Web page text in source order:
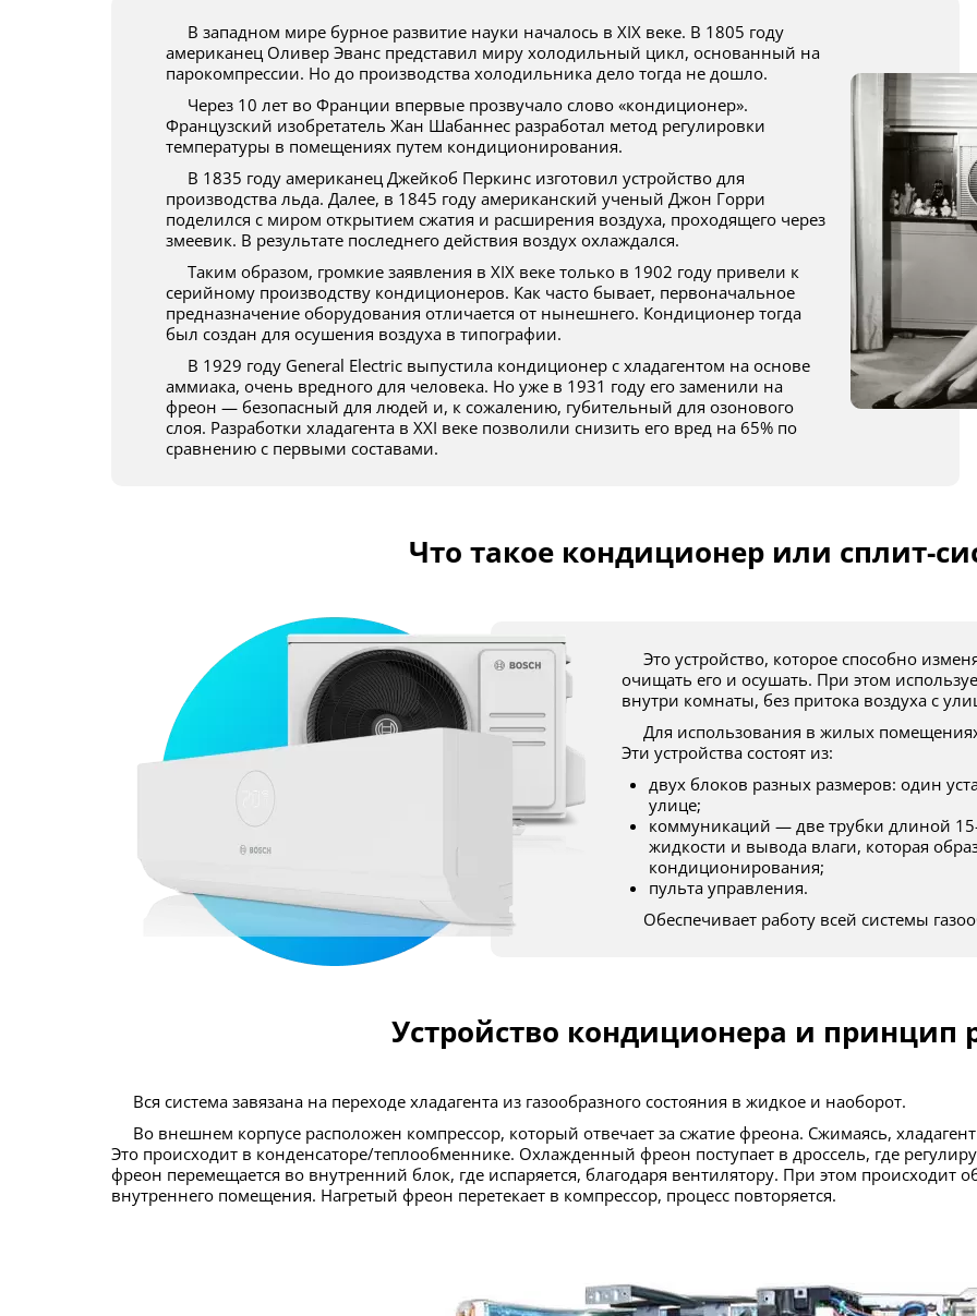
В западном мире бурное развитие науки началось в XIX веке. В 1805 году
американец Оливер Эванс представил миру холодильный цикл, основанный на
парокомпрессии. Но до производства холодильника дело тогда не дошло.
Через 10 лет во Франции впервые прозвучало слово «кондиционер».
Французский изобретатель Жан Шабаннес разработал метод регулировки
температуры в помещениях путем кондиционирования.
В 1835 году американец Джейкоб Перкинс изготовил устройство для
производства льда. Далее, в 1845 году американский ученый Джон Горри
поделился с миром открытием сжатия и расширения воздуха, проходящего через
змеевик. В результате последнего действия воздух охлаждался.
Таким образом, громкие заявления в XIX веке только в 1902 году привели к
серийному производству кондиционеров. Как часто бывает, первоначальное
предназначение оборудования отличается от нынешнего. Кондиционер тогда
был создан для осушения воздуха в типографии.
В 1929 году General Electric выпустила кондиционер с хладагентом на основе
аммиака, очень вредного для человека. Но уже в 1931 году его заменили на
фреон — безопасный для людей и, к сожалению, губительный для озонового
слоя. Разработки хладагента в XXI веке позволили снизить его вред на 65% по
сравнению с первыми составами.
Что такое кондиционер или сплит-
Это устройство, которое способно изменять температуру воздуха в помещении,
очищать его и осушать. При этом
внутри комнаты, без притока воздуха с
Для использования в жилых помещениях применяются бытовые сплит-системы.
Эти устройства состоят из:
двух блоков разных размеров: один
улице;
коммуникаций — две трубки длиной
жидкости и вывода влаги, которая
кондиционирования;
пульта управления.
Обеспечивает работу всей системы
Устройство кондиционера и принцип
Вся система завязана на переходе хладагента из газообразного состояния в жидкое и наоборот.
Во внешнем корпусе расположен компрессор, который отвечает за сжатие фреона. Сжимаясь, хладагент переходит в жидкое состояние и охлаждается.
Это происходит в конденсаторе/теплообменнике. Охлажденный фреон поступает в дроссель, где
фреон перемещается во внутренний блок, где испаряется, благодаря вентилятору. При этом происходит
внутреннего помещения. Нагретый фреон перетекает в компрессор, процесс повторяется.